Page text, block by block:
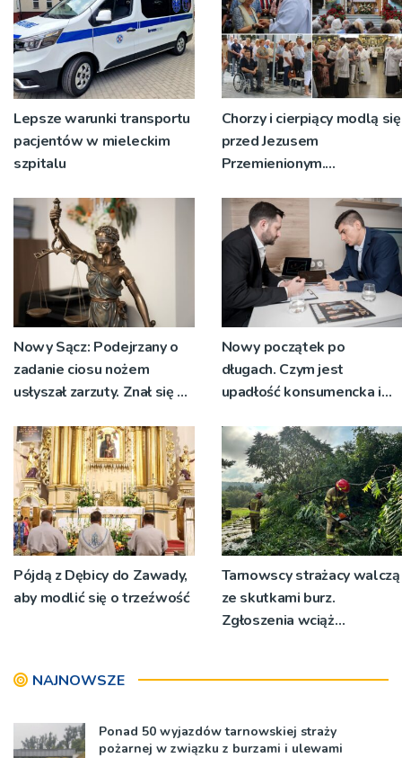
Lepsze warunki transportu
pacjentów w mieleckim
szpitalu
Chorzy i cierpiący modlą się
przed Jezusem
Przemienionym.
namaszczenia [ZDJĘCIA]
Nowy Sącz: Podejrzany o
zadanie ciosu nożem
usłyszał zarzuty. Znał się z
Nowy początek po
długach. Czym jest
upadłość konsumencka i
rozsądnym wyjściem?
Pójdą z Dębicy do Zawady,
aby modlić się o trzeźwość
Tarnowscy strażacy walczą
ze skutkami burz.
Zgłoszenia wciąż
NAJNOWSZE
Ponad 50 wyjazdów tarnowskiej straży
pożarnej w związku z burzami i ulewami